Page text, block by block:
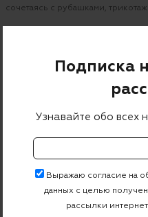
сочетаясь с рубашками,
38% шерсть34%полиэстер
Страна дизайна
Страна производства
Подписка
Узнавайте обо всех
Выражаю согласие на
данных с целью
рассылки